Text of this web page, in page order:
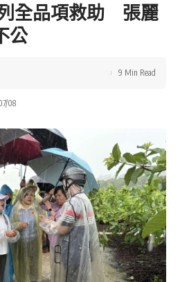
全品項救助 張麗
公
08
9 Min Read